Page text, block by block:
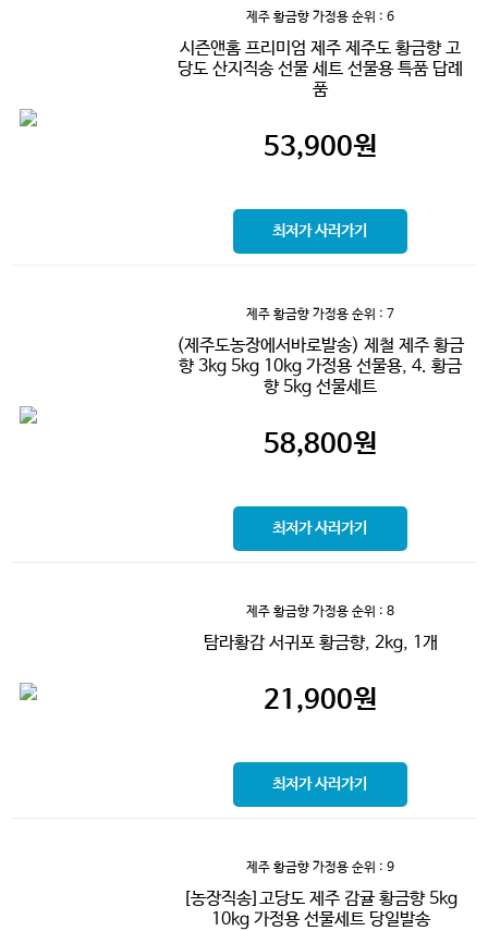
제주 황금향 가정용 순위 : 6
시즌앤홈 프리미엄 제주 제주도 황금향 고
당도 산지직송 선물 세트 선물용 특품 답례
품
53,900원
최저가 사러가기
제주 황금향 가정용 순위 : 7
(제주도농장에서바로발송) 제철 제주 황금
향 3kg 5kg 10kg 가정용 선물용, 4. 황금
향 5kg 선물세트
58,800원
최저가 사러가기
제주 황금향 가정용 순위 : 8
탐라황감 서귀포 황금향, 2kg, 1개
21,900원
최저가 사러가기
제주 황금향 가정용 순위 : 9
[농장직송]고당도 제주 감귤 황금향 5kg
10kg 가정용 선물세트 당일발송